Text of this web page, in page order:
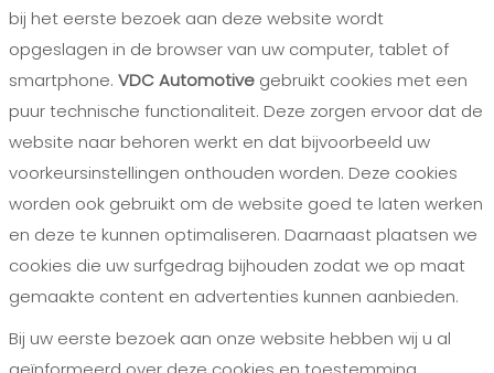
bij het eerste bezoek aan deze website wordt
opgeslagen in de browser van uw computer, tablet of
smartphone. VDC Automotivegebruikt cookies met een
puur technische functionaliteit. Deze zorgen ervoor dat de
website naar behoren werkt en dat bijvoorbeeld uw
voorkeursinstellingen onthouden worden. Deze cookies
worden ook gebruikt om de website goed te laten werken
en deze te kunnen optimaliseren. Daarnaast plaatsen we
cookies die uw surfgedrag bijhouden zodat we op maat
gemaakte content en advertenties kunnen aanbieden.
Bij uw eerste bezoek aan onze website hebben wij u al